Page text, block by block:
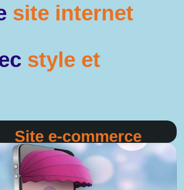
site internet
style et
Site e-commerce